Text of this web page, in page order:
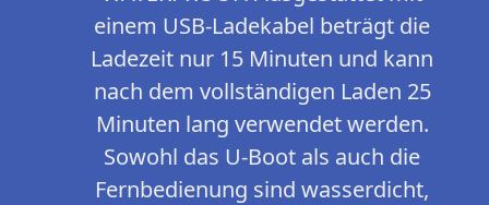
einem USB-Ladekabel beträgt die
Ladezeit nur 15 Minuten und kann
nach dem vollständigen Laden 25
Minuten lang verwendet werden.
Sowohl das U-Boot als auch die
Fernbedienung sind wasserdicht,